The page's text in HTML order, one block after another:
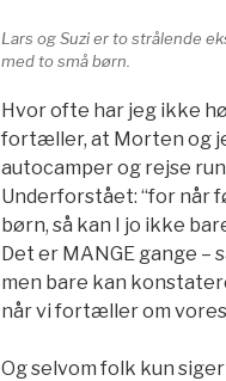
Lars og Suzi er to strålende
med to små børn.
Hvor ofte har jeg ikke
fortæller, at Morten og
autocamper og rejse
Underforstået: “for når
børn, så kan I jo ikke
Det er MANGE gange –
men bare kan
når vi fortæller om
Og selvom folk kun